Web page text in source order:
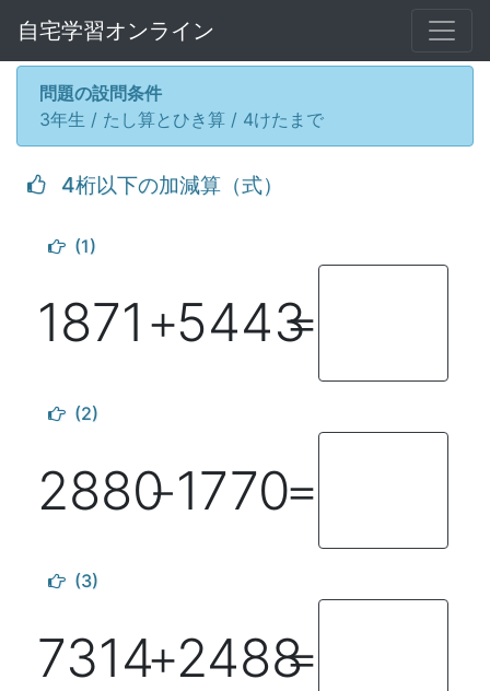
自宅学習オンライン
問題の設問条件
3年生 / たし算とひき算 / 4けたまで
4桁以下の加減算（式）
(1)
1871 ＋5443
＝
(2)
2880－1770＝
(3)
7314＋2488
＝